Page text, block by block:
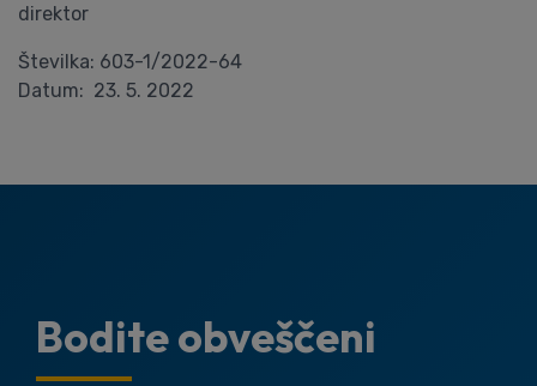
direktor
Številka: 603-1/2022-64
Datum: 23. 5. 2022
Bodite obveščeni